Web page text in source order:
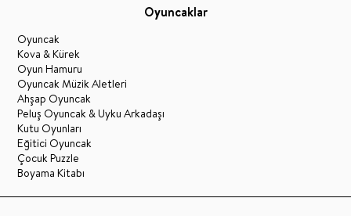
Oyuncaklar
Oyuncak
Kova & Kürek
Oyun Hamuru
Oyuncak Müzik Aletleri
Ahşap Oyuncak
Peluş Oyuncak & Uyku Arkadaşı
Kutu Oyunları
Eğitici Oyuncak
Çocuk Puzzle
Boyama Kitabı